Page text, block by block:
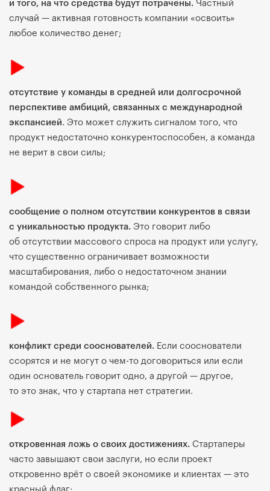
и того, на что средства будут потрачены. Частный
случай — активная готовность компании «освоить»
любое количество денег;
отсутствие у команды в средней или долгосрочной
перспективе амбиций, связанных с международной
экспансией. Это может служить сигналом того, что
продукт недостаточно конкурентоспособен, а команда
не верит в свои силы;
сообщение о полном отсутствии конкурентов в связи
с уникальностью продукта. Это говорит либо
об отсутствии массового спроса на продукт или услугу,
что существенно ограничивает возможности
масштабирования, либо о недостаточном знании
командой собственного рынка;
конфликт среди сооснователей. Если сооснователи
ссорятся и не могут о чем-то договориться или если
один основатель говорит одно, а другой — другое,
то это знак, что у стартапа нет стратегии.
откровенная ложь о своих достижениях. Стартаперы
часто завышают свои заслуги, но если проект
откровенно врёт о своей экономике и клиентах — это